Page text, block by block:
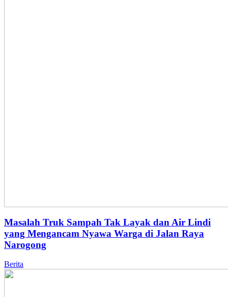
Masalah Truk Sampah Tak Layak dan Air Lindi
yang Mengancam Nyawa Warga di Jalan Raya
Narogong
Berita